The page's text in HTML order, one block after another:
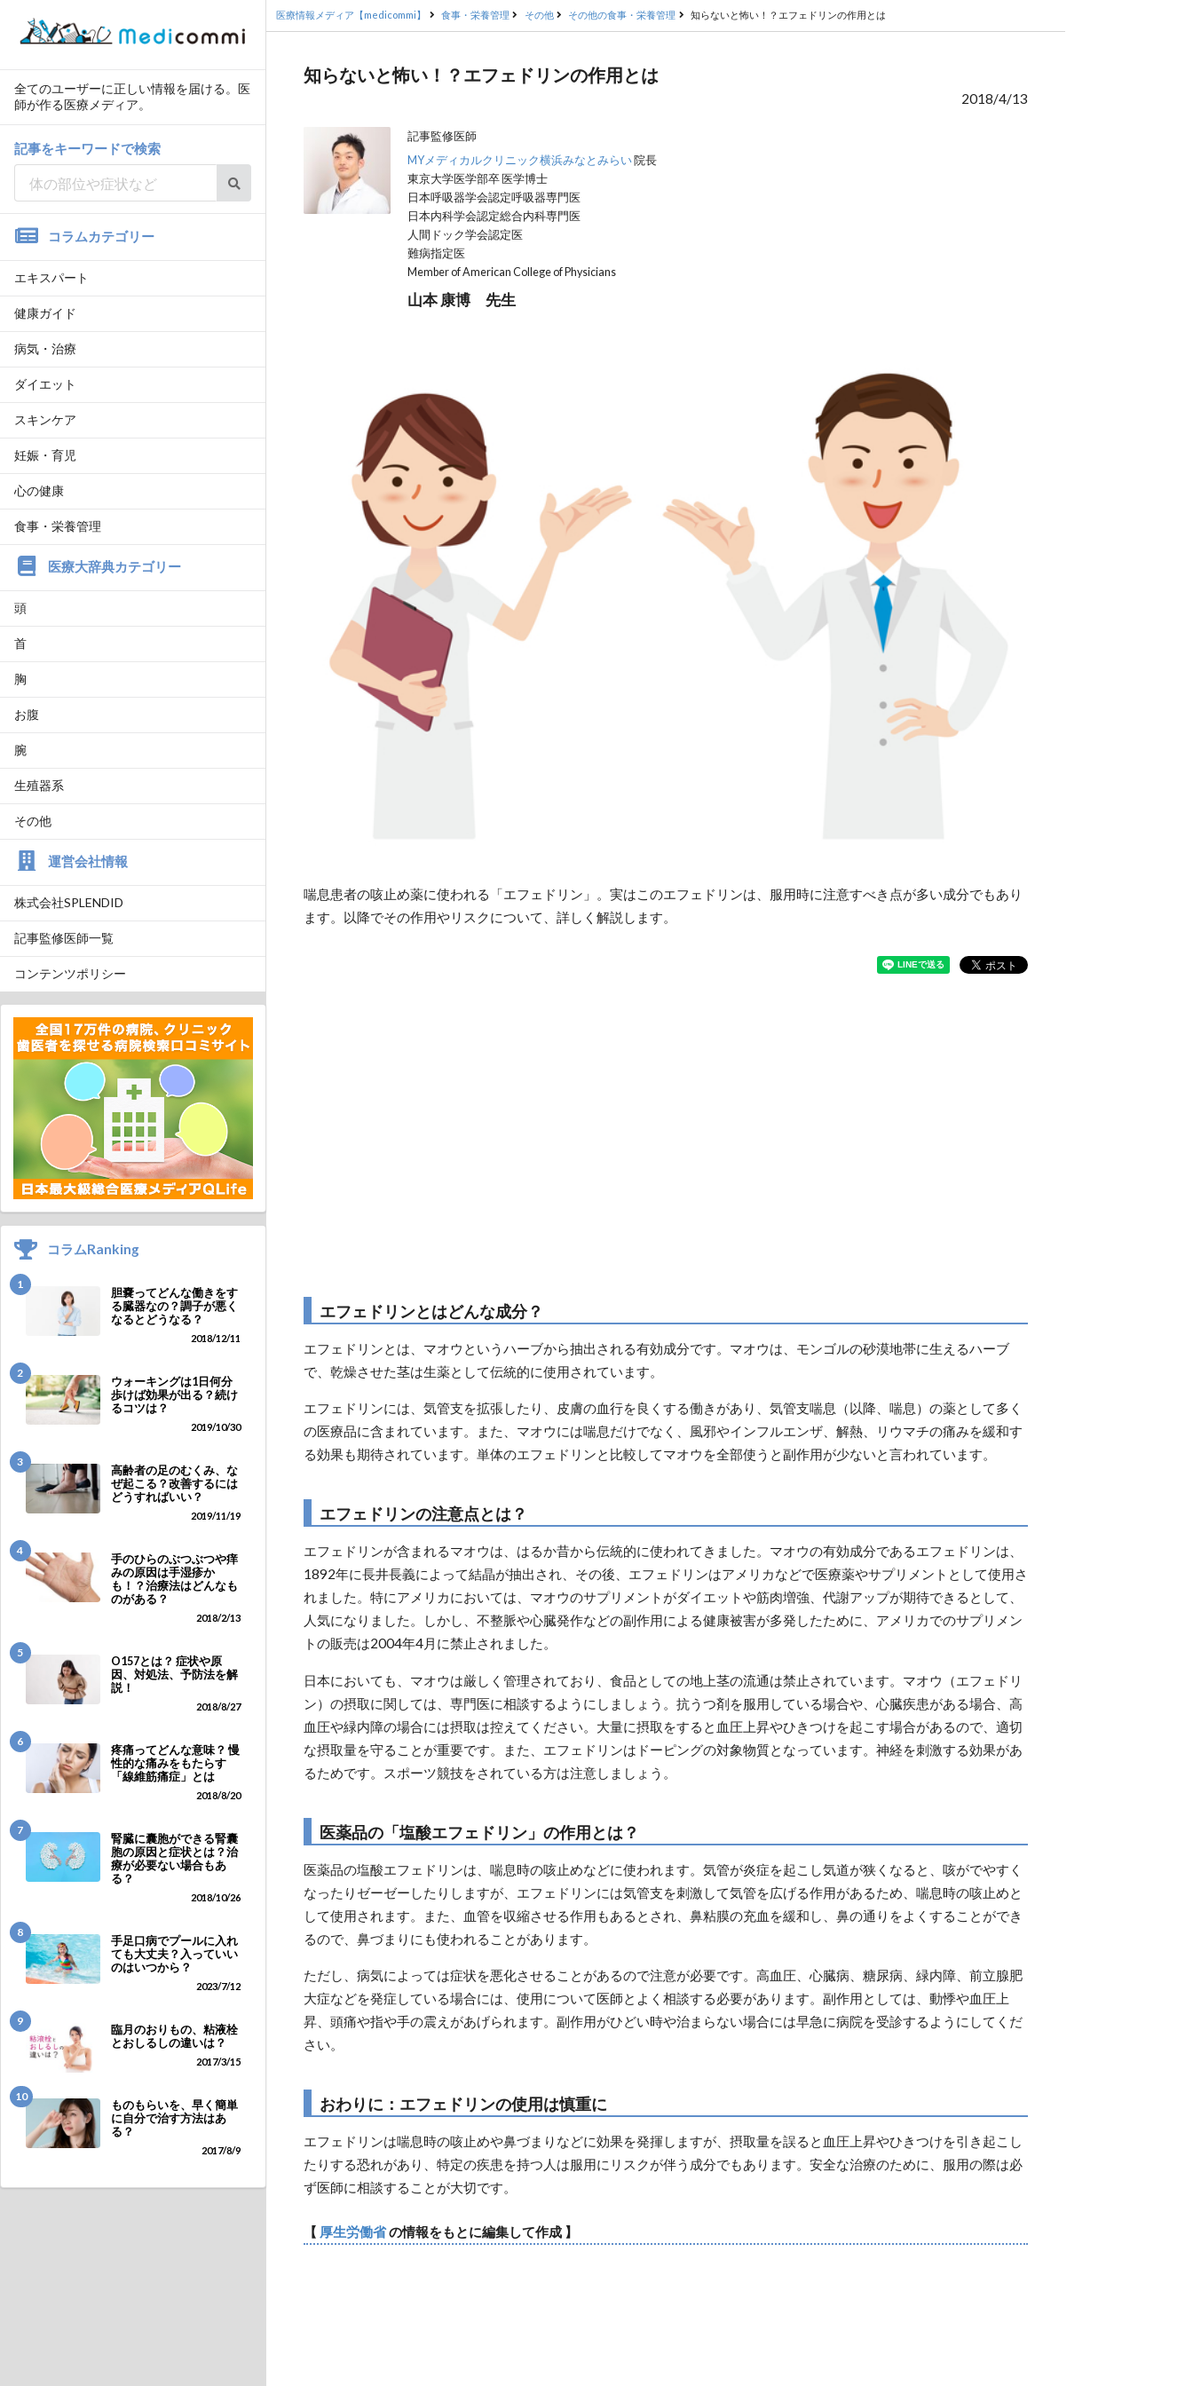
全てのユーザーに正しい情報を届ける。医
師が作る医療メディア。
記事をキーワードで検索
コラムカテゴリー
エキスパート
健康ガイド
病気・治療
ダイエット
スキンケア
妊娠・育児
心の健康
食事・栄養管理
医療大辞典カテゴリー
頭
首
胸
お腹
腕
生殖器系
その他
運営会社情報
株式会社SPLENDID
記事監修医師一覧
コンテンツポリシー
コラムRanking
1
胆嚢ってどんな働きをす
る臓器なの？調子が悪く
なるとどうなる？
2018/12/11
2
ウォーキングは1日何分
歩けば効果が出る？続け
るコツは？
2019/10/30
3
高齢者の足のむくみ、な
ぜ起こる？改善するには
どうすればいい？
2019/11/19
4
手のひらのぶつぶつや痒
みの原因は手湿疹か
も！？治療法はどんなも
のがある？
2018/2/13
5
O157とは？ 症状や原
因、対処法、予防法を解
説！
2018/8/27
6
疼痛ってどんな意味？ 慢
性的な痛みをもたらす
「線維筋痛症」とは
2018/8/20
7
腎臓に囊胞ができる腎囊
胞の原因と症状とは？治
療が必要ない場合もあ
る？
2018/10/26
8
手足口病でプールに入れ
ても大丈夫？入っていい
のはいつから？
2023/7/12
9
臨月のおりもの、粘液栓
とおしるしの違いは？
2017/3/15
10
ものもらいを、早く簡単
に自分で治す方法はあ
る？
2017/8/9
医療情報メディア【medicommi】 食事・栄養管理 その他 その他の食事・栄養管理 知らないと怖い！？エフェドリンの作用とは
知らないと怖い！？エフェドリンの作用とは
2018/4/13
記事監修医師
MYメディカルクリニック横浜みなとみらい院長
東京大学医学部卒 医学博士
日本呼吸器学会認定呼吸器専門医
日本内科学会認定総合内科専門医
人間ドック学会認定医
難病指定医
Member of American College of Physicians
山本 康博 先生
喘息患者の咳止め薬に使われる「エフェドリン」。実はこのエフェドリンは、服用時に注意すべき点が多い成分でもあり
ます。以降でその作用やリスクについて、詳しく解説します。
エフェドリンとはどんな成分？
エフェドリンとは、マオウというハーブから抽出される有効成分です。マオウは、モンゴルの砂漠地帯に生えるハーブ
で、乾燥させた茎は生薬として伝統的に使用されています。
エフェドリンには、気管支を拡張したり、皮膚の血行を良くする働きがあり、気管支喘息（以降、喘息）の薬として多く
の医療品に含まれています。また、マオウには喘息だけでなく、風邪やインフルエンザ、解熱、リウマチの痛みを緩和す
る効果も期待されています。単体のエフェドリンと比較してマオウを全部使うと副作用が少ないと言われています。
エフェドリンの注意点とは？
エフェドリンが含まれるマオウは、はるか昔から伝統的に使われてきました。マオウの有効成分であるエフェドリンは、
1892年に長井長義によって結晶が抽出され、その後、エフェドリンはアメリカなどで医療薬やサプリメントとして使用さ
れました。特にアメリカにおいては、マオウのサプリメントがダイエットや筋肉増強、代謝アップが期待できるとして、
人気になりました。しかし、不整脈や心臓発作などの副作用による健康被害が多発したために、アメリカでのサプリメン
トの販売は2004年4月に禁止されました。
日本においても、マオウは厳しく管理されており、食品としての地上茎の流通は禁止されています。マオウ（エフェドリ
ン）の摂取に関しては、専門医に相談するようにしましょう。抗うつ剤を服用している場合や、心臓疾患がある場合、高
血圧や緑内障の場合には摂取は控えてください。大量に摂取をすると血圧上昇やひきつけを起こす場合があるので、適切
な摂取量を守ることが重要です。また、エフェドリンはドーピングの対象物質となっています。神経を刺激する効果があ
るためです。スポーツ競技をされている方は注意しましょう。
医薬品の「塩酸エフェドリン」の作用とは？
医薬品の塩酸エフェドリンは、喘息時の咳止めなどに使われます。気管が炎症を起こし気道が狭くなると、咳がでやすく
なったりゼーゼーしたりしますが、エフェドリンには気管支を刺激して気管を広げる作用があるため、喘息時の咳止めと
して使用されます。また、血管を収縮させる作用もあるとされ、鼻粘膜の充血を緩和し、鼻の通りをよくすることができ
るので、鼻づまりにも使われることがあります。
ただし、病気によっては症状を悪化させることがあるので注意が必要です。高血圧、心臓病、糖尿病、緑内障、前立腺肥
大症などを発症している場合には、使用について医師とよく相談する必要があります。副作用としては、動悸や血圧上
昇、頭痛や指や手の震えがあげられます。副作用がひどい時や治まらない場合には早急に病院を受診するようにしてくだ
さい。
おわりに：エフェドリンの使用は慎重に
エフェドリンは喘息時の咳止めや鼻づまりなどに効果を発揮しますが、摂取量を誤ると血圧上昇やひきつけを引き起こし
たりする恐れがあり、特定の疾患を持つ人は服用にリスクが伴う成分でもあります。安全な治療のために、服用の際は必
ず医師に相談することが大切です。
【 厚生労働省の情報をもとに編集して作成 】